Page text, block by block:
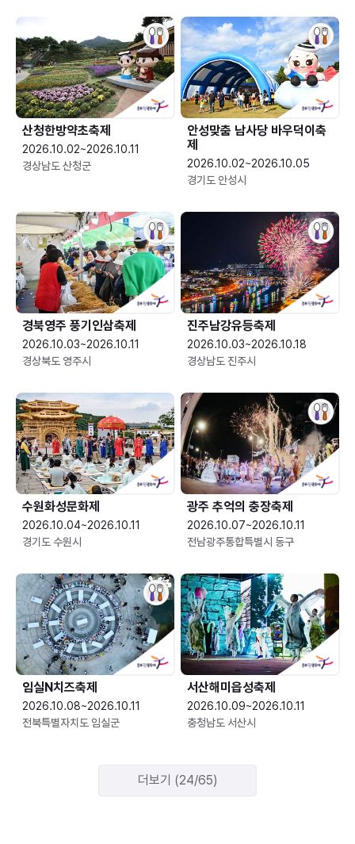
산청한방약초축제
2026.10.02~2026.10.11
경상남도 산청군
안성맞춤 남사당 바우덕이축
제
2026.10.02~2026.10.05
경기도 안성시
경북영주 풍기인삼축제
2026.10.03~2026.10.11
경상북도 영주시
진주남강유등축제
2026.10.03~2026.10.18
경상남도 진주시
수원화성문화제
2026.10.04~2026.10.11
경기도 수원시
광주 추억의 충장축제
2026.10.07~2026.10.11
전남광주통합특별시 동구
임실N치즈축제
2026.10.08~2026.10.11
전북특별자치도 임실군
서산해미읍성축제
2026.10.09~2026.10.11
충청남도 서산시
더보기 (24/65)